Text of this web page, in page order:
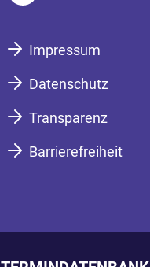
Impressum
Datenschutz
Transparenz
Barrierefreiheit